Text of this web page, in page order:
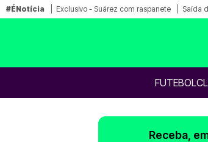
#ÉNotícia Exclusivo - Suárez com raspanete Saída
FUTEBOL
Receba,